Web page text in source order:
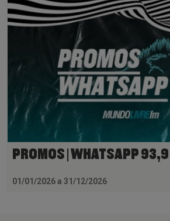
PROMOS | WHATSAPP 93,9
01/01/2026 a 31/12/2026